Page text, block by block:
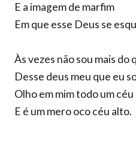
E a imagem de marfim
Em que esse Deus se
Às vezes não sou mais do
Desse deus meu que eu
Olho em mim todo um céu
E é um mero oco céu alto.